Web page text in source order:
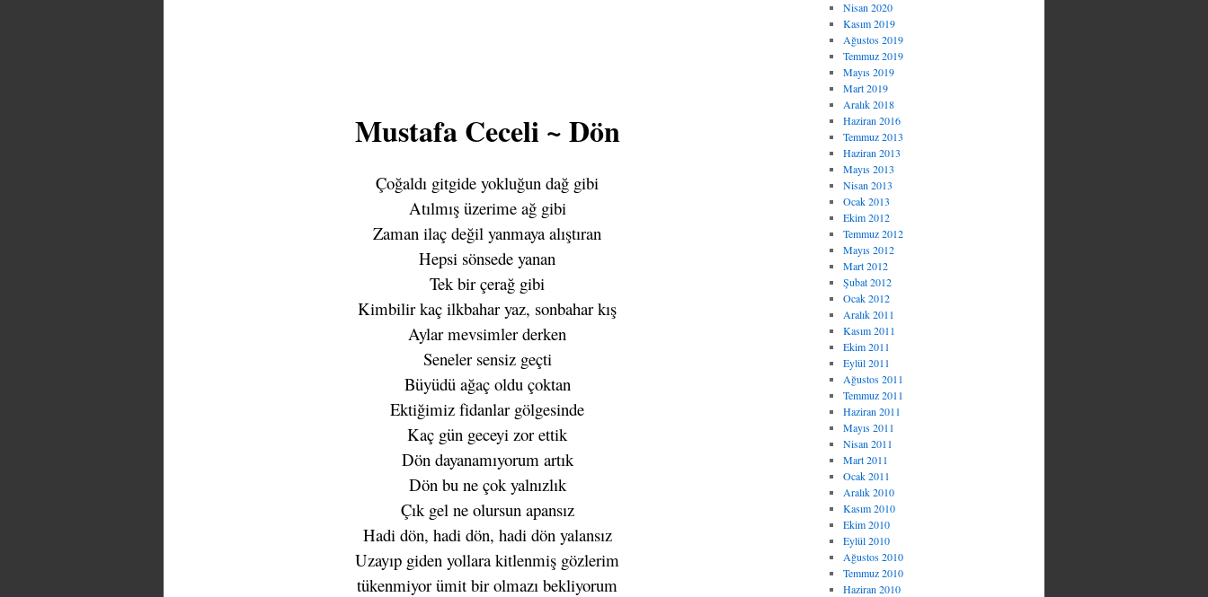
Mustafa Ceceli ~ Dön
Çoğaldı gitgide yokluğun dağ gibi
Atılmış üzerime ağ gibi
Zaman ilaç değil yanmaya alıştıran
Hepsi sönsede yanan
Tek bir çerağ gibi
Kimbilir kaç ilkbahar yaz, sonbahar kış
Aylar mevsimler derken
Seneler sensiz geçti
Büyüdü ağaç oldu çoktan
Ektiğimiz fidanlar gölgesinde
Kaç gün geceyi zor ettik
Dön dayanamıyorum artık
Dön bu ne çok yalnızlık
Çık gel ne olursun apansız
Hadi dön, hadi dön, hadi dön yalansız
Uzayıp giden yollara kitlenmiş gözlerim
tükenmiyor ümit bir olmazı bekliyorum
Nisan 2020
Kasım 2019
Ağustos 2019
Temmuz 2019
Mayıs 2019
Mart 2019
Aralık 2018
Haziran 2016
Temmuz 2013
Haziran 2013
Mayıs 2013
Nisan 2013
Ocak 2013
Ekim 2012
Temmuz 2012
Mayıs 2012
Mart 2012
Şubat 2012
Ocak 2012
Aralık 2011
Kasım 2011
Ekim 2011
Eylül 2011
Ağustos 2011
Temmuz 2011
Haziran 2011
Mayıs 2011
Nisan 2011
Mart 2011
Ocak 2011
Aralık 2010
Kasım 2010
Ekim 2010
Eylül 2010
Ağustos 2010
Temmuz 2010
Haziran 2010